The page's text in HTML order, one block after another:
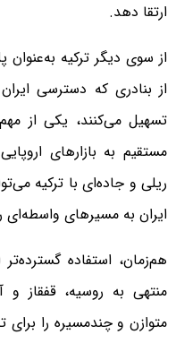
ارتقا دهد.
از سوی دیگر ترکیه به‌عنوان
از بنادری که دسترسی
تسهیل می‌کنند، یکی از
مستقیم به بازارهای
ریلی و جاده‌ای با ترکیه
ایران به مسیرهای
هم‌زمان، استفاده
منتهی به روسیه، قفقاز و
متوازن و چندمسیره را